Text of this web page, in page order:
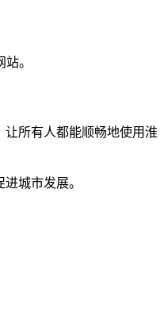
。
所有人都能顺畅地使用淮
城市发展。